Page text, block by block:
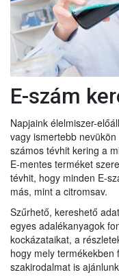
E-szám
Napjaink élelmiszer-
vagy ismertebb
számos tévhit kering a
E-mentes terméket
tévhit, hogy minden E-
más, mint a citromsav.
Szűrhető, kereshető
egyes adalékanyagok
kockázataikat, a
hogy mely
szakirodalmat is